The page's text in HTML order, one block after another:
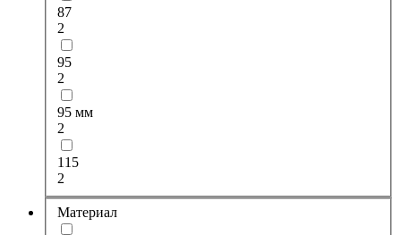
87
2
95
2
95 мм
2
115
2
Материал